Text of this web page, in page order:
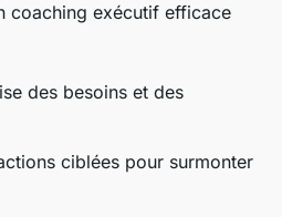
coaching exécutif efficace
des besoins et des
ciblées pour surmonter